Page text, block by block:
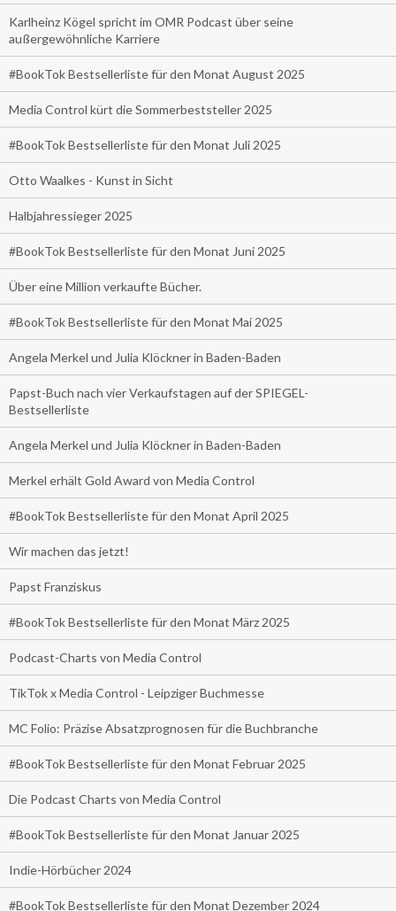
Karlheinz Kögel spricht im OMR Podcast über seine
außergewöhnliche Karriere
#BookTok Bestsellerliste für den Monat August 2025
Media Control kürt die Sommerbeststeller 2025
#BookTok Bestsellerliste für den Monat Juli 2025
Otto Waalkes - Kunst in Sicht
Halbjahressieger 2025
#BookTok Bestsellerliste für den Monat Juni 2025
Über eine Million verkaufte Bücher.
#BookTok Bestsellerliste für den Monat Mai 2025
Angela Merkel und Julia Klöckner in Baden-Baden
Papst-Buch nach vier Verkaufstagen auf der SPIEGEL-
Bestsellerliste
Angela Merkel und Julia Klöckner in Baden-Baden
Merkel erhält Gold Award von Media Control
#BookTok Bestsellerliste für den Monat April 2025
Wir machen das jetzt!
Papst Franziskus
#BookTok Bestsellerliste für den Monat März 2025
Podcast-Charts von Media Control
TikTok x Media Control - Leipziger Buchmesse
MC Folio: Präzise Absatzprognosen für die Buchbranche
#BookTok Bestsellerliste für den Monat Februar 2025
Die Podcast Charts von Media Control
#BookTok Bestsellerliste für den Monat Januar 2025
Indie-Hörbücher 2024
#BookTok Bestsellerliste für den Monat Dezember 2024